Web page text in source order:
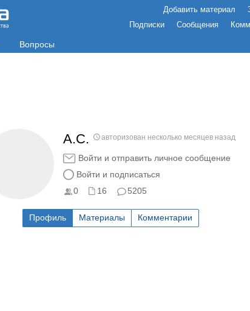
Добавить материал
Подписки
Сообщения
Вопросы
А.С. авторизован несколько месяцев назад
Войти и отправить личное сообщение
Войти и подписаться
0
16 5205
Профиль Материалы Комментарии